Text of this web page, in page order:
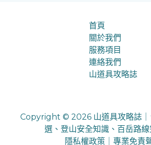
首頁
關於我們
服務項目
連絡我們
山道具攻略誌
Copyright © 2026 山道具攻略誌｜
選、登山安全知識、百岳路
隱私權政策
專業免責